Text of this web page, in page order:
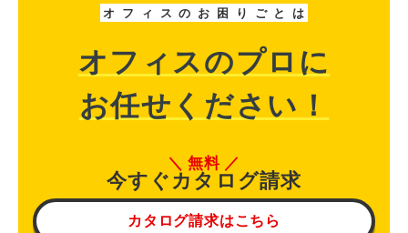
オ フ ィ ス の お 困 り ご と は
オフィスのプロに
お任せください！
無料
今すぐカタログ請求
カタログ請求はこちら